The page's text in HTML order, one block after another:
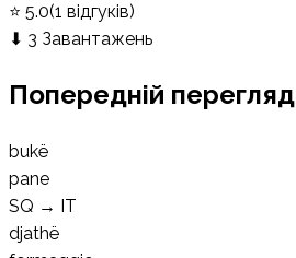
⭐ 5.0(1 відгуків)
⬇ 3 Завантажень
Попередній перегляд
bukë
pane
SQ →
IT
djathë